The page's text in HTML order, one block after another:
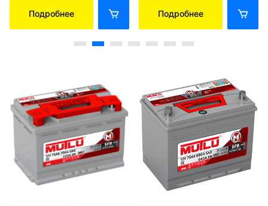
Подробнее Подробнее